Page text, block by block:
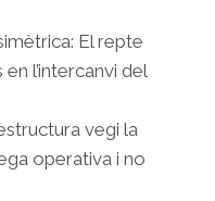
El repte
l’intercanvi del
vegi la
operativa i no